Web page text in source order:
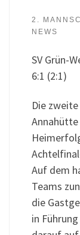
2.
NEWS
SV Grün-
6:1 (2:1)
Die
Auf dem
Teams
die
in